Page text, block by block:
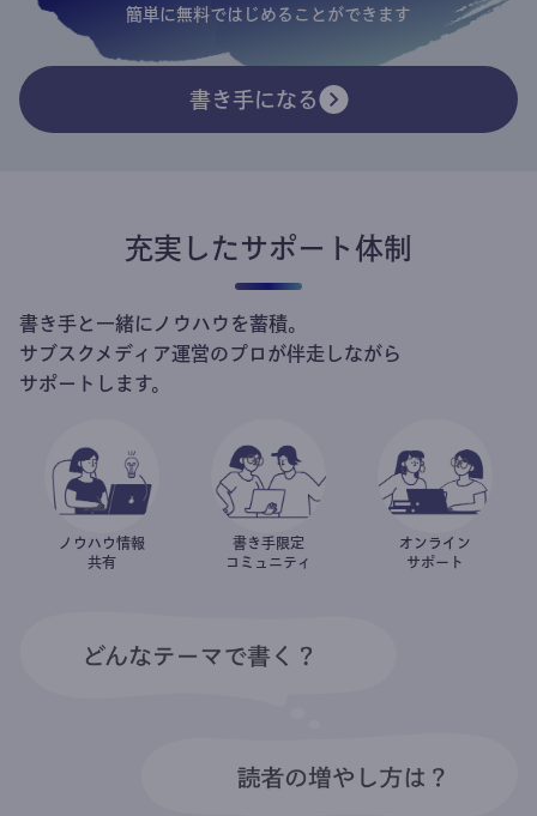
簡単に無料ではじめることができます
書き手になる
充実したサポート体制
書き手と一緒にノウハウを蓄積。
サブスクメディア運営のプロが伴走しながら
サポートします。
ノウハウ情報
共有
書き手限定
コミュニティ
オンライン
サポート